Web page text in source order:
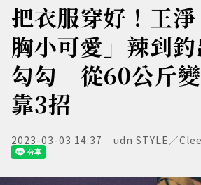
把衣服穿好！王
胸小可愛」辣到
勾勾 從60公斤
靠3招
2023-03-03 14:37 udn STYLE／Clee